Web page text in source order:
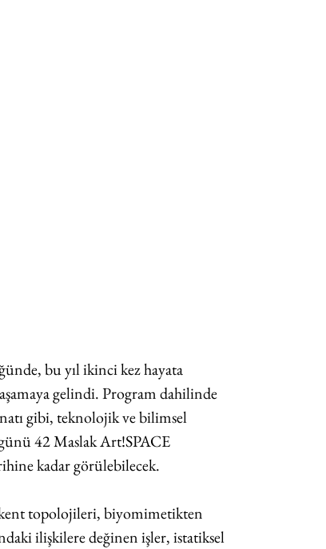
bu yıl ikinci kez hayata
gelindi. Program dahilinde
gibi, teknolojik ve bilimsel
günü 42 Maslak Art!SPACE
kadar görülebilecek.
kent topolojileri, biyomimetikten
ilişkilere değinen işler, istatiksel